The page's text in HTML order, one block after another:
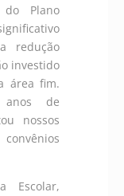
Plano
redução
investido
área fim.
de
nossos
Escolar,